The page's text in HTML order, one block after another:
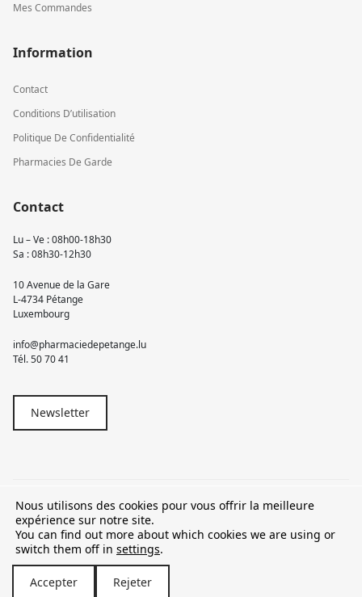
Mes Commandes
Information
Contact
Conditions D’utilisation
Politique De Confidentialité
Pharmacies De Garde
Contact
Lu – Ve : 08h00-18h30
Sa : 08h30-12h30
10 Avenue de la Gare
L-4734 Pétange
Luxembourg
info@pharmaciedepetange.lu
Tél.50 70 41
Newsletter
© 2026 Pharmacie Pétange
TVA LU15581262
Nous utilisons des cookies pour vous offrir la meilleure
expérience sur notre site.
You can find out more about which cookies we are using or
switch them off in settings.
Accepter Rejeter